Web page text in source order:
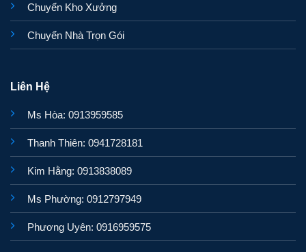
Chuyển Kho Xưởng
Chuyển Nhà Trọn Gói
Liên Hệ
Ms Hòa: 0913959585
Thanh Thiên: 0941728181
Kim Hằng: 0913838089
Ms Phường: 0912797949
Phương Uyên: 0916959575